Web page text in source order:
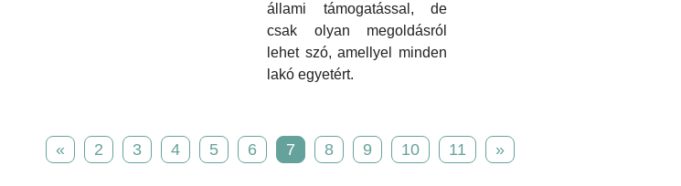
állami támogatással, de
csak olyan megoldásról
lehet szó, amellyel minden
lakó egyetért.
« 2 3 4 5 6 7 8 9 10 11 »